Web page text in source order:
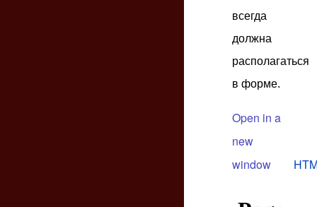
всегда
должна
располагаться
в форме.
Open in a
new
window